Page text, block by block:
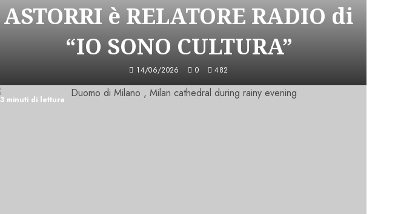
ASTORRI è RELATORE RADIO di
“IO SONO CULTURA”
14/06/2026 0 482
3 minuti di lettura